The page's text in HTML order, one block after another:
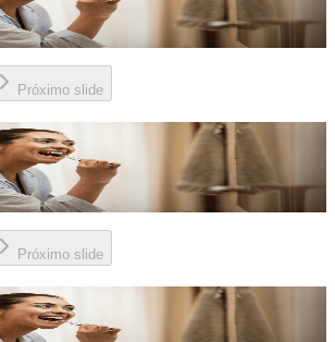
do corpo, a boca também manda sinais
bem!
Próximo slide
cuidar da saúde de todo o corpo!
do corpo, a boca também manda sinais
bem!
Próximo slide
cuidar da saúde de todo o corpo!